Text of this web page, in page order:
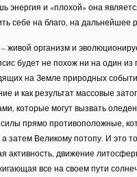
энергия и «плохой» она
себе на благо, на дальнейшее
живой организм и
будет не похож ни на один
на Земле природных
и как результат массовые
которые могут вызвать
прямо противоположные,
затем Великому потопу. И это
активность, движение
все на своем пути